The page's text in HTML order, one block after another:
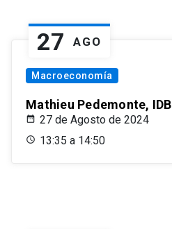
27 AGO
Macroeconomía
Mathieu Pedemonte, IDB
27 de Agosto de 2024
13:35 a 14:50